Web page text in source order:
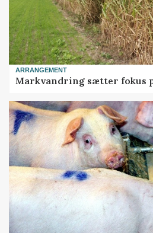
ARRANGEMENT
Markvandring sætter fokus